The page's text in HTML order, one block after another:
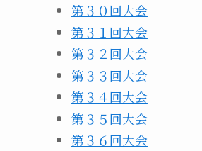
第３０回大会
第３１回大会
第３２回大会
第３３回大会
第３４回大会
第３５回大会
第３６回大会